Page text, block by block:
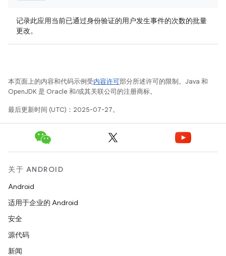
记录此应用当前已通过身份验证的用户发生事件的次数的批量
更改。
本页面上的内容和代码示例受内容许可部分所述许可的限制。Java 和
OpenJDK 是 Oracle 和/或其关联公司的注册商标。
最后更新时间 (UTC)：2025-07-27。
关于 ANDROID
Android
适用于企业的 Android
安全
源代码
新闻